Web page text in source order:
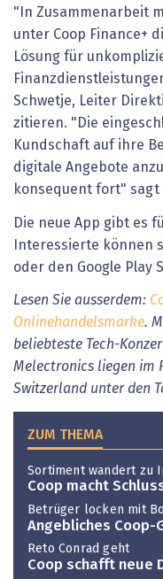
"In Zusammenarbeit
unter Coop Finance+
Lösung für
Schwetje, Leiter
zitieren. "Die
Kundschaft auf ihre
digitale Angebote
konsequent fort" sagt
Die neue App gibt es
Interessierte können
oder den Google Play
Lesen Sie ausserdem:
Onlinehandelsmarke.
beliebteste Tech-
Melectronics liegen im
Switzerland unter den
ZUM THEMA
Sortiment wandert zu
Coop macht
Betrüger locken mit
Angebliches Coop-
Reto Conrad geht
Coop schafft neue